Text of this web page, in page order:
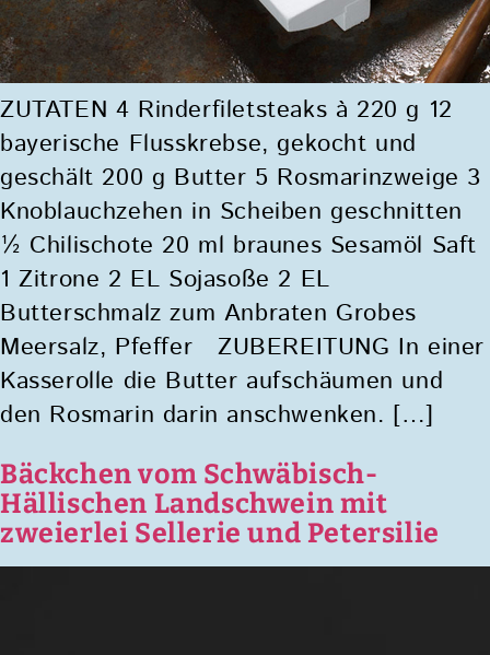
ZUTATEN 4 Rinderfiletsteaks à 220 g 12
bayerische Flusskrebse, gekocht und
geschält 200 g Butter 5 Rosmarinzweige 3
Knoblauchzehen in Scheiben geschnitten
½ Chilischote 20 ml braunes Sesamöl Saft
1 Zitrone 2 EL Sojasoße 2 EL
Butterschmalz zum Anbraten Grobes
Meersalz, Pfeffer ZUBEREITUNG In einer
Kasserolle die Butter aufschäumen und
den Rosmarin darin anschwenken. […]
Bäckchen vom Schwäbisch-
Hällischen Landschwein mit
zweierlei Sellerie und Petersilie